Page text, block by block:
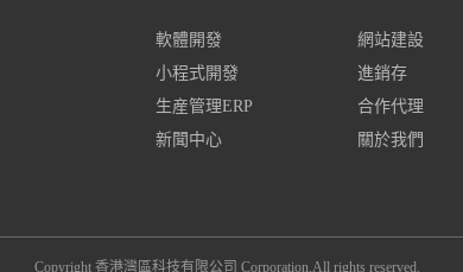
軟體開發
網站建設
小程式開發
進銷存
生産管理ERP
合作代理
新聞中心
關於我們
Copyright 香港灣區科技有限公司 Corporation.All rights reserved.